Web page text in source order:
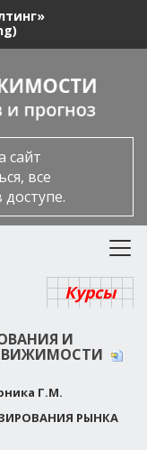
сайт
все
Курсы
И
Г.М.
РЫНКА